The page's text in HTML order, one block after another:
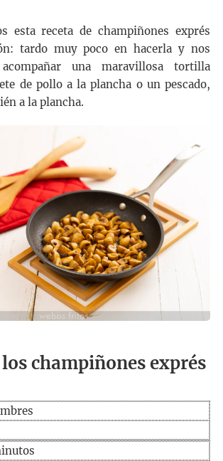
esta receta de champiñones exprés
tardo muy poco en hacerla y nos
una maravillosa tortilla
de pollo a la plancha o un pescado,
a la plancha.
los champiñones exprés